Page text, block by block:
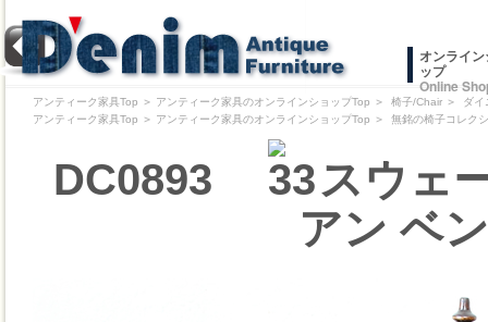
オンライ
ップ
Online
アンティーク家具Top ＞ アンティーク家具のオンラインショップTop ＞ 椅子/Chair ＞
ダイ
アンティーク家具Top ＞ アンティーク家具のオンラインショップTop ＞ 無銘の椅子コレク
DC0893
スウェ
アン ベ